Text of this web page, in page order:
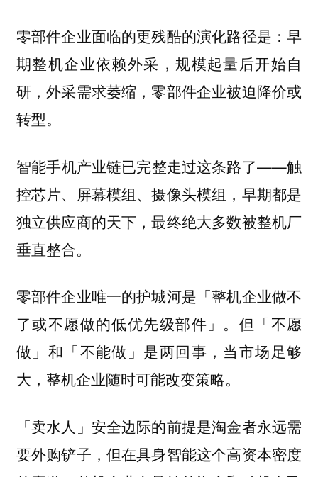
零部件企业面临的更残酷的演化路径是：早
期整机企业依赖外采，规模起量后开始自
研，外采需求萎缩，零部件企业被迫降价或
转型。
智能手机产业链已完整走过这条路了——触
控芯片、屏幕模组、摄像头模组，早期都是
独立供应商的天下，最终绝大多数被整机厂
垂直整合。
零部件企业唯一的护城河是「整机企业做不
了或不愿做的低优先级部件」。但「不愿
做」和「不能做」是两回事，当市场足够
大，整机企业随时可能改变策略。
「卖水人」安全边际的前提是淘金者永远需
要外购铲子，但在具身智能这个高资本密度